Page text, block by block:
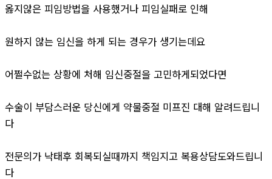
옳지않은 피임방법을 사용했거나 피임실패로 인해
원하지 않는 임신을 하게 되는 경우가 생기는데요
어쩔수없는 상황에 처해 임신중절을 고민하게되었다면
수술이 부담스러운 당신에게 약물중절 미프진 대해 알려드립니
다
전문의가 낙태후 회복되실때까지 책임지고 복용상담도와드립니
다